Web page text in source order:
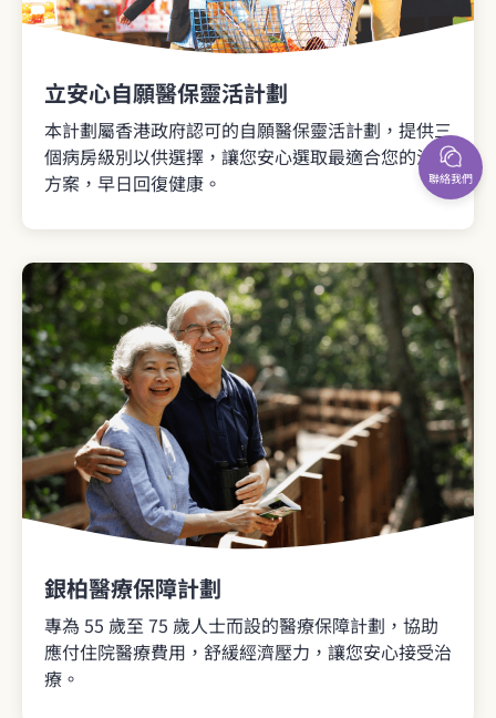
立安心自願醫保靈活計劃
本計劃屬香港政府認可的自願醫保靈活計劃，提供三
個病房級別以供選擇，讓您安心選取最適合您的治療
方案，早日回復健康。
銀柏醫療保障計劃
專為 55 歲至 75 歲人士而設的醫療保障計劃，協助
應付住院醫療費用，舒緩經濟壓力，讓您安心接受治
療。
聯絡我們